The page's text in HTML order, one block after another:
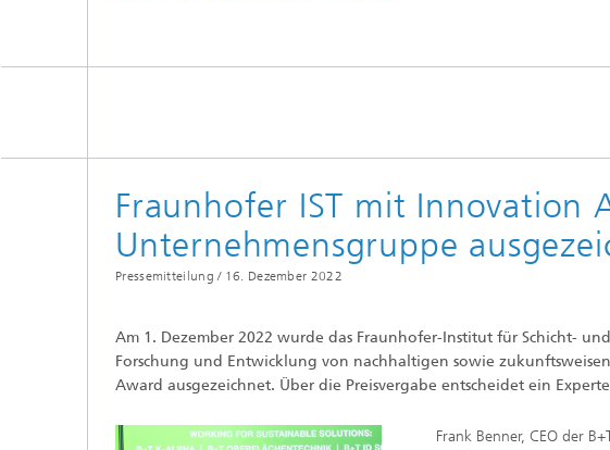
Fraunhofer IST mit Innovation
Unternehmensgruppe
Pressemitteilung / 16. Dezember 2022
Am 1. Dezember 2022 wurde das Fraunhofer-Institut für Schicht-
Forschung und Entwicklung von nachhaltigen sowie
Award ausgezeichnet. Über die Preisvergabe entscheidet ein
Frank Benner, CEO der